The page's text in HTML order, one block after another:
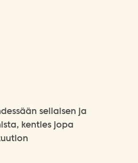
sellaisen ja
kenties jopa